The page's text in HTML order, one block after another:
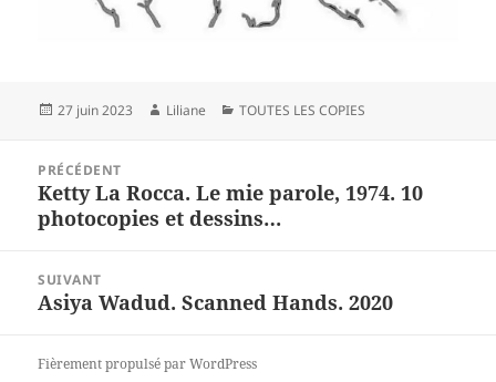
Publié
27 juin 2023 Auteur
Liliane Catégories
TOUTES LES COPIES
l’article
PRÉCÉDENT
Article
précédent :
Ketty La Rocca. Le mie parole, 1974. 10
photocopies et dessins…
SUIVANT
Article
Asiya Wadud. Scanned Hands. 2020
Fièrement propulsé par WordPress